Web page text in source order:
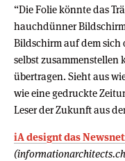
“Die Folie könnte das
hauchdünner
Bildschirm auf dem sich
selbst
übertragen. Sieht aus
wie eine gedruckte
Leser der Zukunft aus
iA designt das